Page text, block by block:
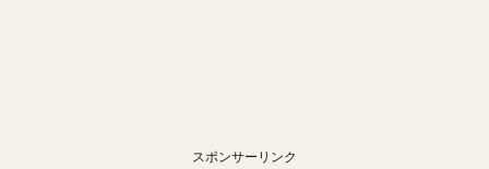
スポンサーリンク